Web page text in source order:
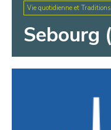
Vie quotidienne et Traditions
Sebourg